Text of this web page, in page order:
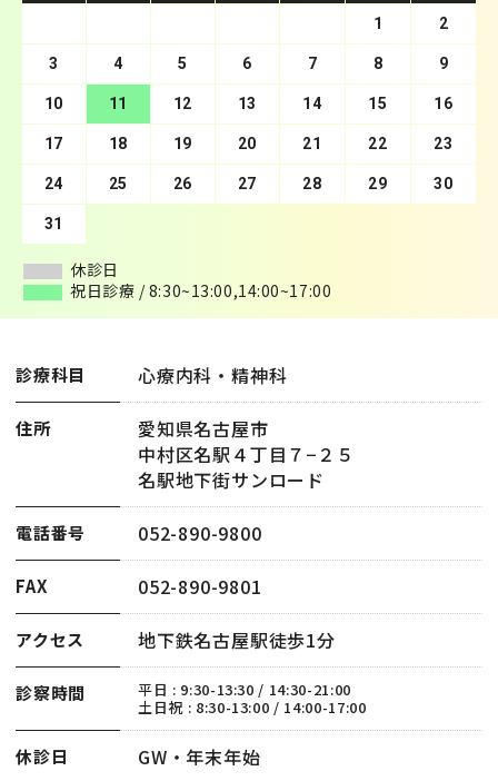
1 2
3 4 5 6 7 8 9
10 11 12 13 14 15 16
17 18 19 20 21 22 23
24 25 26 27 28 29 30
31
休診日
祝日診療 / 8:30~13:00,14:00~17:00
5 6
7 8 9 10 11 12 13
14 15 16 17 18 19 20
21 22 23 24 25 26 27
28 29 30
休診日
祝日診療 / 8:30~13:00,14:00~17:00
診療科目 心療内科・精神科
住所
愛知県名古屋市
中村区名駅４丁目７−２５
名駅地下街サンロード
電話番号 052-890-9800
FAX 052-890-9801
アクセス 地下鉄名古屋駅徒歩1分
診察時間
平日 : 9:30-13:30 / 14:30-21:00
土日祝 : 8:30-13:00 / 14:00-17:00
休診日 GW・年末年始